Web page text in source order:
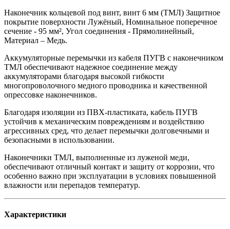
Наконечник кольцевой под винт, винт 6 мм (ТМЛ) Защитное
покрытие поверхности Лужёный, Номинальное поперечное
сечение - 95 мм², Угол соединения - Прямолинейный,
Материал – Медь.
Аккумуляторные перемычки из кабеля ПУГВ с наконечником
ТМЛ обеспечивают надежное соединение между
аккумуляторами благодаря высокой гибкости
многопроволочного медного проводника и качественной
опрессовке наконечников.
Благодаря изоляции из ПВХ-пластиката, кабель ПУГВ
устойчив к механическим повреждениям и воздействию
агрессивных сред, что делает перемычки долговечными и
безопасными в использовании.
Наконечники ТМЛ, выполненные из луженой меди,
обеспечивают отличный контакт и защиту от коррозии, что
особенно важно при эксплуатации в условиях повышенной
влажности или перепадов температур.
Характеристики